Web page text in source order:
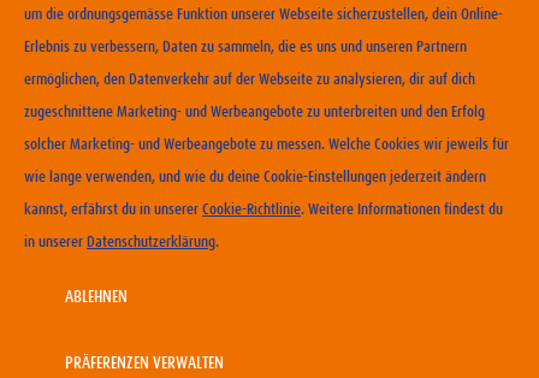
ERHÄLTLICHKEIT
KONTAKT
NUTZUNGSBEDINGUNGEN
DATENSCHUTZERKLÄRUNG
KARRIERE
um die ordnungsgemässe Funktion unserer Webseite sicherzustellen, dein Online-
Erlebnis zu verbessern, Daten zu sammeln, die es uns und unseren Partnern
ermöglichen, den Datenverkehr auf der Webseite zu analysieren, dir auf dich
zugeschnittene Marketing- und Werbeangebote zu unterbreiten und den Erfolg
solcher Marketing- und Werbeangebote zu messen. Welche Cookies wir jeweils für
wie lange verwenden, und wie du deine Cookie-Einstellungen jederzeit ändern
kannst, erfährst du in unserer Cookie-Richtlinie. Weitere Informationen findest du
in unserer Datenschutzerklärung.
ABLEHNEN
PRÄFERENZEN VERWALTEN